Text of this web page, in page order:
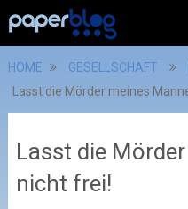
HOME GESELLSCHAFT
Lasst die Mörder meines
Lasst die
nicht frei!